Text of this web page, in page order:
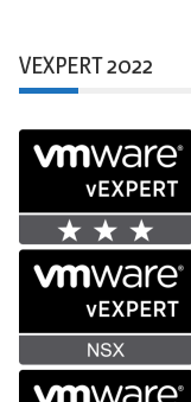
VEXPERT 2022